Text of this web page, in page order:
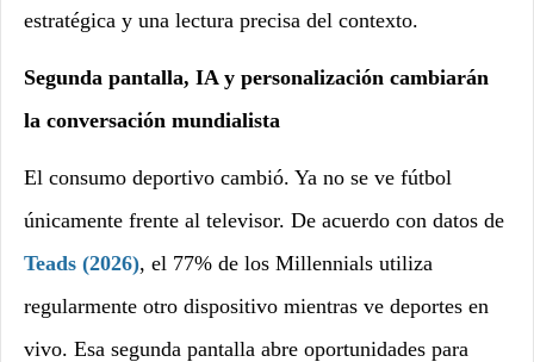
estratégica y una lectura precisa del contexto.
Segunda pantalla, IA y personalización cambiarán
la conversación mundialista
El consumo deportivo cambió. Ya no se ve fútbol
únicamente frente al televisor. De acuerdo con datos de
Teads (2026), el 77% de los Millennials utiliza
regularmente otro dispositivo mientras ve deportes en
vivo. Esa segunda pantalla abre oportunidades para